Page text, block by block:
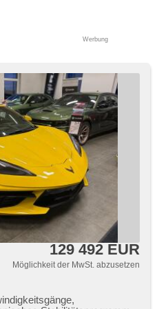
Werbung
129 492 EUR
Möglichkeit der MwSt. abzusetzen